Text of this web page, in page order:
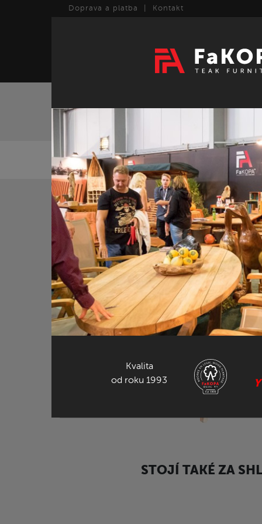
Kvalita
od roku 1993
Doprava a platba Kontakt
TEAK
ZPĚT
DALŠÍ
STOJÍ TAKÉ ZA